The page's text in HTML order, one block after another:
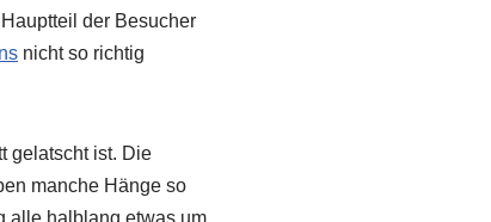
der Besucher
nicht so richtig
gelatscht ist. Die
manche Hänge so
alle halblang etwas um,